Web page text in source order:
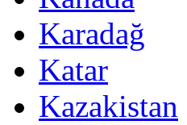
Karadağ
Katar
Kazakistan